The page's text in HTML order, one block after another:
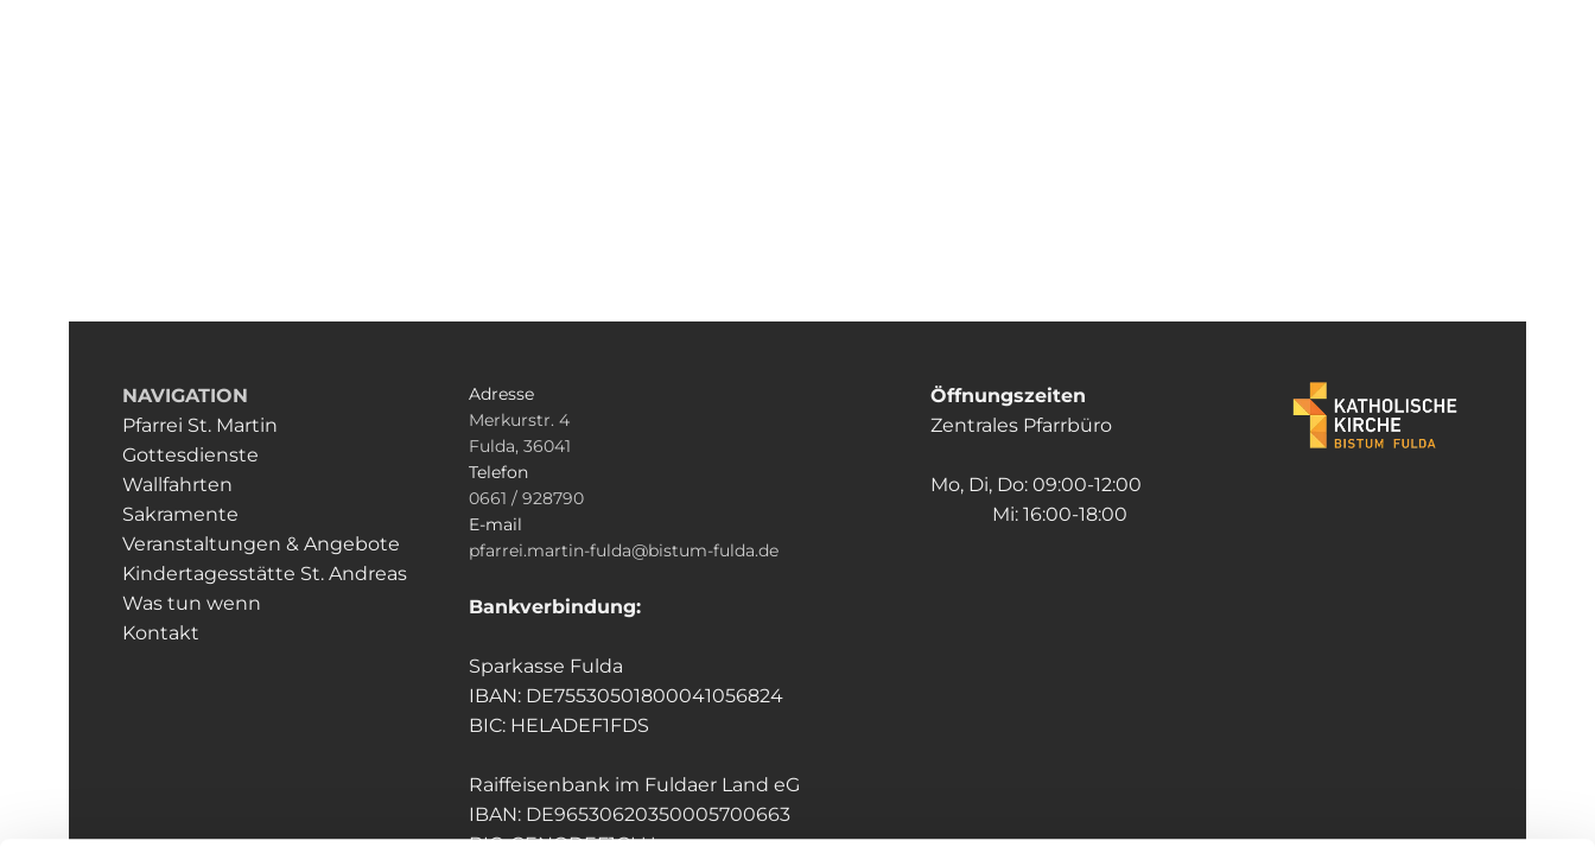
NAVIGATION
Pfarrei St. Martin
Gottesdienste
Wallfahrten
Sakramente
Veranstaltungen & Angebote
Kindertagesstätte St. Andreas
Was tun wenn
Kontakt
Adresse
Merkurstr. 4
Fulda, 36041
Telefon
0661 / 928790
E-mail
pfarrei.martin-fulda@bistum-fulda.de
Bankverbindung:
Sparkasse Fulda
IBAN: DE75530501800041056824
BIC: HELADEF1FDS
Raiffeisenbank im Fuldaer Land eG
IBAN: DE96530620350005700663
BIC: GENODEF1GLU
Öffnungszeiten
Zentrales Pfarrbüro
Mo, Di, Do: 09:00-12:00
Mi: 16:00-18:00